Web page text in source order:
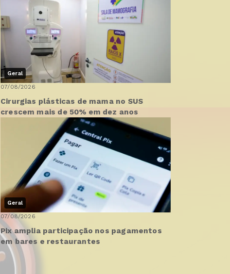
Geral
07/08/2026
Cirurgias plásticas de mama no SUS
crescem mais de 50% em dez anos
Geral
07/08/2026
Pix amplia participação nos pagamentos
em bares e restaurantes